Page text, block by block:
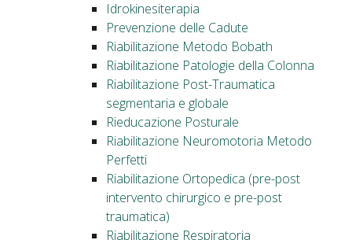
Idrokinesiterapia
Prevenzione delle Cadute
Riabilitazione Metodo Bobath
Riabilitazione Patologie della Colonna
Riabilitazione Post-Traumatica
segmentaria e globale
Rieducazione Posturale
Riabilitazione Neuromotoria Metodo
Perfetti
Riabilitazione Ortopedica (pre-post
intervento chirurgico e pre-post
traumatica)
Riabilitazione Respiratoria